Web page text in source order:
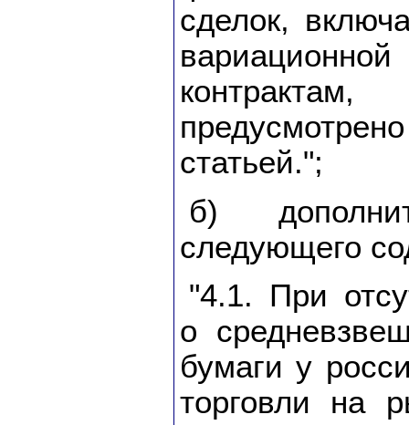
сделок,
статьей.";
б)
следующего
"4.1. При
о
бумаги у
торговли на